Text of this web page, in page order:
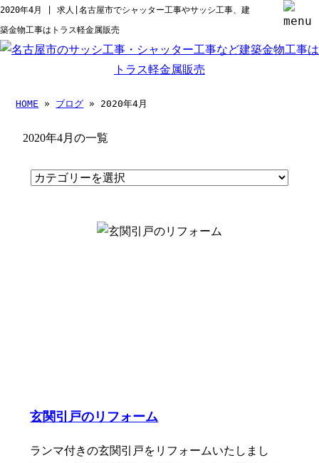
2020年4月 | 求人|名古屋市でシャッター工事やサッシ工事、建
築金物工事はトラス軽金属販売
HOME » ブログ » 2020年4月
2020年4月の一覧
玄関引戸のリフォーム
ランマ付きの玄関引戸をリフォームいたしまし